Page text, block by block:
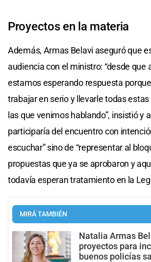
Proyectos en la materia
Además, Armas Belavi aseguró que
audiencia con el ministro: “desde que
estamos esperando respuesta
trabajar en serio y llevarle todas
las que venimos hablando”, insistió y
participaría del encuentro con
escuchar” sino de “representar al
propuestas que ya se aprobaron y
todavía esperan tratamiento en la
MIRÁ TAMBIÉN
Natalia Armas
proyectos para
buenos policías